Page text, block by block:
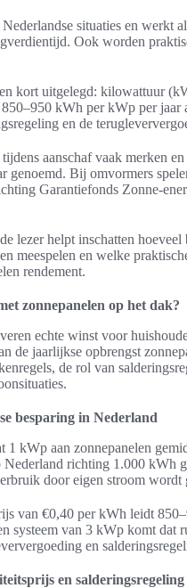
situaties en werkt
Ook worden
kort uitgelegd: kilowattuur
kWh per kWp per
en de
aanschaf vaak merken
genoemd. Bij omvormers
Garantiefonds Zonne-
lezer helpt inschatten
meespelen en welke
rendement.
zonnepanelen op het dak?
echte winst voor
de jaarlijkse opbrengst
de rol van
besparing in Nederland
1 kWp aan zonnepanelen
richting 1.000 kWh
door eigen stroom wordt
van €0,40 per kWh leidt
systeem van 3 kWp komt dat
en
en salderingsregeling